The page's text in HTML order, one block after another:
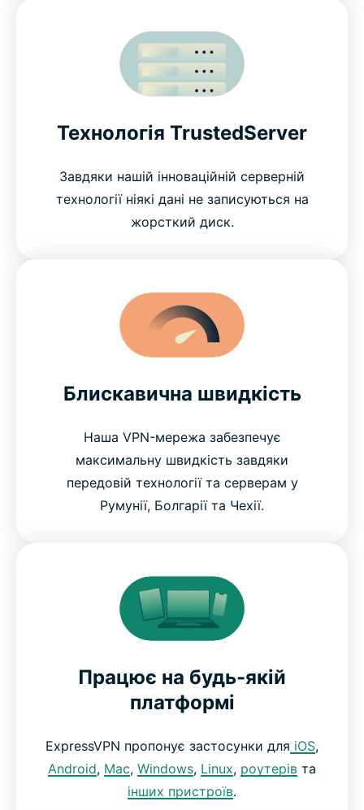
Технологія TrustedServer
Завдяки нашій інноваційній серверній
технології ніякі дані не записуються на
жорсткий диск.
Блискавична швидкість
Наша VPN-мережа забезпечує
максимальну швидкість завдяки
передовій технології та серверам у
Румунії, Болгарії та Чехії.
Працює на будь-якій
платформі
ExpressVPN пропонує застосунки для iOS,
Android, Mac, Windows, Linux, роутерів та
інших пристроїв.